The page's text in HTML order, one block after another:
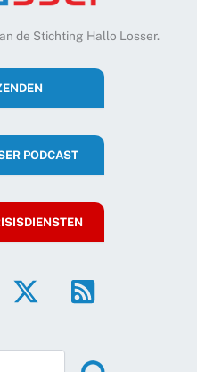
de Stichting Hallo Losser.
PODCAST